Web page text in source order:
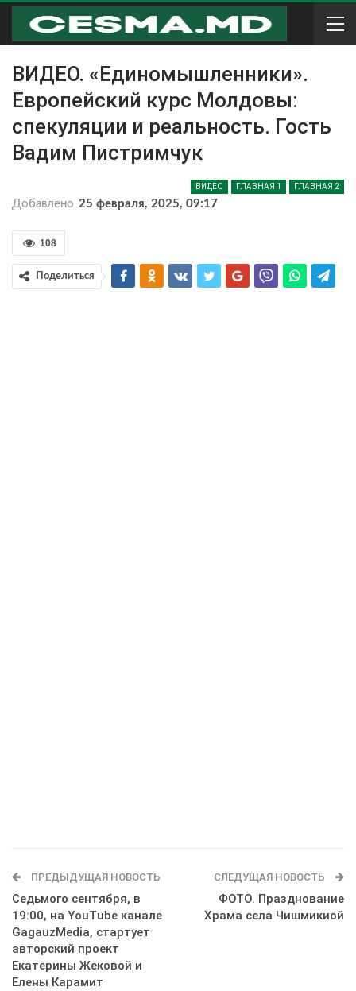
ВИДЕО. «Единомышленники».
Европейский курс Молдовы:
спекуляции и реальность. Гость
Вадим Пистримчук
ВИДЕО ГЛАВНАЯ 1 ГЛАВНАЯ 2
Добавлено 25 февраля, 2025, 09:17
108
Поделиться
ПРЕДЫДУЩАЯ НОВОСТЬ
Седьмого сентября, в
19:00, на YouTube канале
GagauzMedia, стартует
авторский проект
Екатерины Жековой и
Елены Карамит
СЛЕДУЩАЯ НОВОСТЬ
ФОТО. Празднование
Храма села Чишмикиой